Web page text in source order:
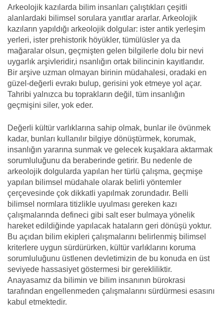
Arkeolojik kazılarda bilim insanları çalıştıkları çeşitli
alanlardaki bilimsel sorulara yanıtlar ararlar. Arkeolojik
kazıların yapıldığı arkeolojik dolgular: ister antik yerleşim
yerleri, ister prehistorik höyükler, tümülüsler ya da
mağaralar olsun, geçmişten gelen bilgilerle dolu bir nevi
uygarlık arşivleridir,i nsanlığın ortak bilincinin kayıtlarıdır.
Bir arşive uzman olmayan birinin müdahalesi, oradaki en
güzel-değerli evrakı bulup, gerisini yok etmeye yol açar.
Tahribi yalnızca bu toprakların değil, tüm insanlığın
geçmişini siler, yok eder.
Değerli kültür varlıklarına sahip olmak, bunlar ile övünmek
kadar, bunları kullanılır bilgiye dönüştürmek, korumak,
insanlığın yararına sunmak ve gelecek kuşaklara aktarmak
sorumluluğunu da beraberinde getirir. Bu nedenle de
arkeolojik dolgularda yapılan her türlü çalışma, geçmişe
yapılan bilimsel müdahale olarak belirli yöntemler
çerçevesinde çok dikkatli yapılmak zorundadır. Belli
bilimsel normlara titizlikle uyulması gereken kazı
çalışmalarında defineci gibi salt eser bulmaya yönelik
hareket edildiğinde yapılacak hataların geri dönüşü yoktur.
Bu açıdan bilim ekipleri çalışmalarını belirlenmiş bilimsel
kriterlere uygun sürdürürken, kültür varlıklarını koruma
sorumluluğunu üstlenen devletimizin de bu konuda en üst
seviyede hassasiyet göstermesi bir gerekliliktir.
Anayasamız da bilimin ve bilim insanının bürokrasi
tarafından engellenmeden çalışmalarını sürdürmesi esasını
kabul etmektedir.